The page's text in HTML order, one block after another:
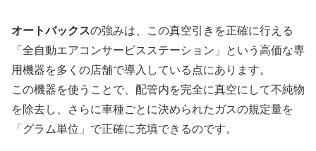
オートバックスの強みは、この真空引きを正確に行える
「全自動エアコンサービスステーション」という高価な専
用機器を多くの店舗で導入している点にあります。
この機器を使うことで、配管内を完全に真空にして不純物
を除去し、さらに車種ごとに決められたガスの規定量を
「グラム単位」で正確に充填できるのです。